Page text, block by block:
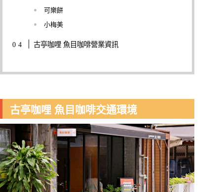
可樂餅
小梅美
古亭咖哩 魚目咖啡營業資訊
古亭咖哩 魚目咖啡交通環境